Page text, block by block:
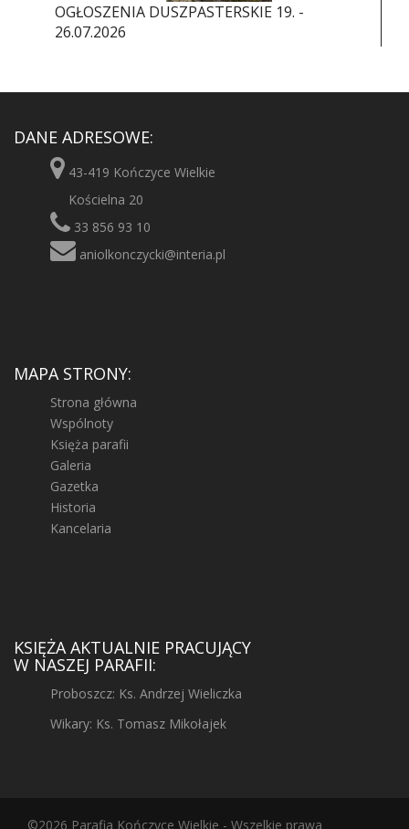
OGŁOSZENIA DUSZPASTERSKIE 19. -
26.07.2026
DANE ADRESOWE:
43-419 Kończyce Wielkie
Kościelna 20
33 856 93 10
aniolkonczycki@interia.pl
MAPA STRONY:
Strona główna
Wspólnoty
Księża parafii
Galeria
Gazetka
Historia
Kancelaria
KSIĘŻA AKTUALNIE PRACUJĄCY
W NASZEJ PARAFII:
Proboszcz: Ks. Andrzej Wieliczka
Wikary: Ks. Tomasz Mikołajek
©2026 Parafia Kończyce Wielkie - Wszelkie prawa